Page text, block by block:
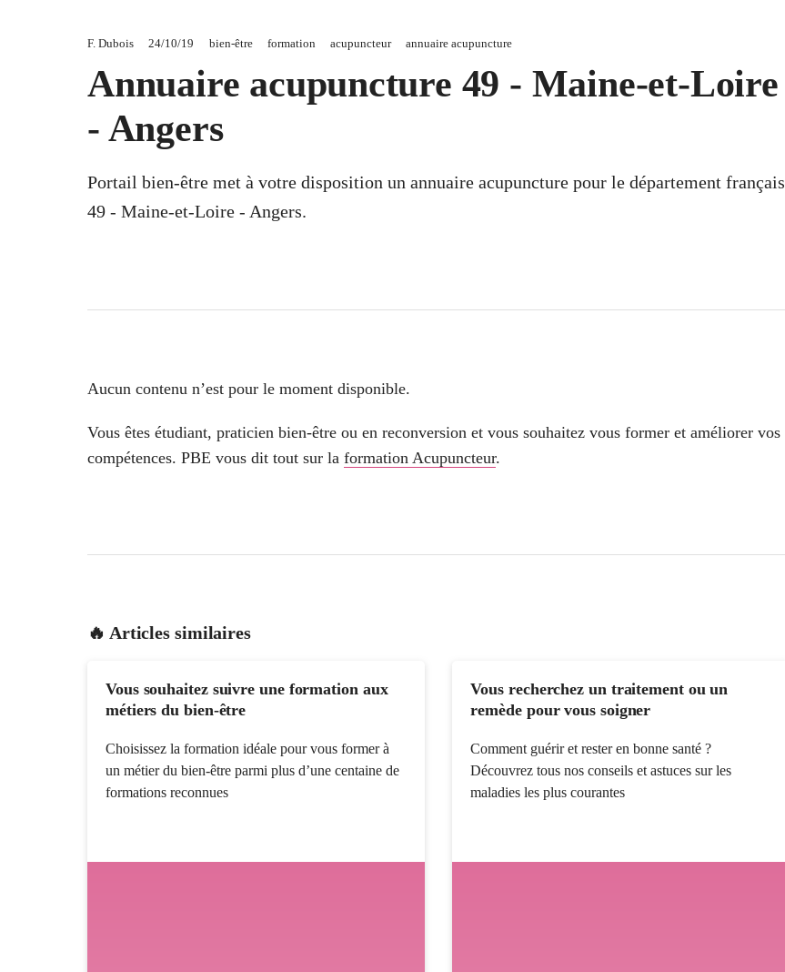
F. Dubois 24/10/19 bien-être formation acupuncteur annuaire acupuncture
Annuaire acupuncture 49 - Maine-et-Loire
- Angers
Portail bien-être met à votre disposition un annuaire acupuncture pour le département français
49 - Maine-et-Loire - Angers.
Aucun contenu n’est pour le moment disponible.
Vous êtes étudiant, praticien bien-être ou en reconversion et vous souhaitez vous former et améliorer vos
compétences. PBE vous dit tout sur la formation Acupuncteur.
🔥 Articles similaires
Vous souhaitez suivre une formation aux
métiers du bien-être
Choisissez la formation idéale pour vous former à
un métier du bien-être parmi plus d’une centaine de
formations reconnues
Vous recherchez un traitement ou un
remède pour vous soigner
Comment guérir et rester en bonne santé ?
Découvrez tous nos conseils et astuces sur les
maladies les plus courantes